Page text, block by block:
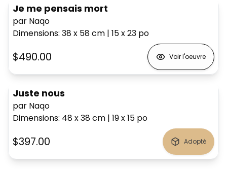
Je me pensais mort
par Naqo
Dimensions: 38 x 58cm | 15 x 23 po
$490.00 Voir l'oeuvre
Juste nous
par Naqo
Dimensions: 48 x 38cm | 19 x 15 po
$397.00 Adopté